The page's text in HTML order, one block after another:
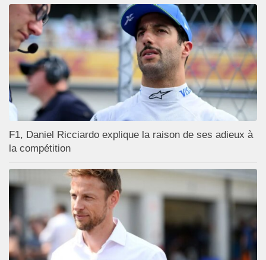
F1, Daniel Ricciardo explique la raison de ses adieux à
la compétition